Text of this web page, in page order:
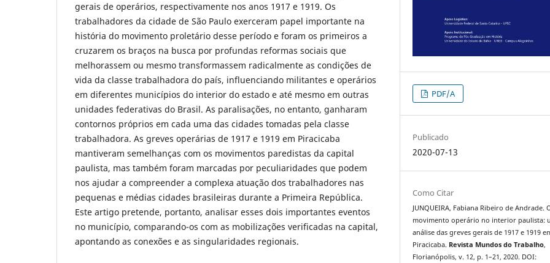
gerais de operários, respectivamente nos anos 1917 e 1919. Os
trabalhadores da cidade de São Paulo exerceram papel importante na
história do movimento proletário desse período e foram os primeiros a
cruzarem os braços na busca por profundas reformas sociais que
melhorassem ou mesmo transformassem radicalmente as condições de
vida da classe trabalhadora do país, influenciando militantes e operários
em diferentes municípios do interior do estado e até mesmo em outras
unidades federativas do Brasil. As paralisações, no entanto, ganharam
contornos próprios em cada uma das cidades tomadas pela classe
trabalhadora. As greves operárias de 1917 e 1919 em Piracicaba
mantiveram semelhanças com os movimentos paredistas da capital
paulista, mas também foram marcadas por peculiaridades que podem
nos ajudar a compreender a complexa atuação dos trabalhadores nas
pequenas e médias cidades brasileiras durante a Primeira República.
Este artigo pretende, portanto, analisar esses dois importantes eventos
no município, comparando-os com as mobilizações verificadas na capital,
apontando as conexões e as singularidades regionais.
PDF/A
Publicado
2020-07-13
Como Citar
JUNQUEIRA, Fabiana Ribeiro de Andrade.
movimento operário no interior paulista:
análise das greves gerais de 1917 e 1919
Piracicaba. Revista Mundos do Trabalho,
Florianópolis, v. 12, p. 1–21, 2020. DOI: